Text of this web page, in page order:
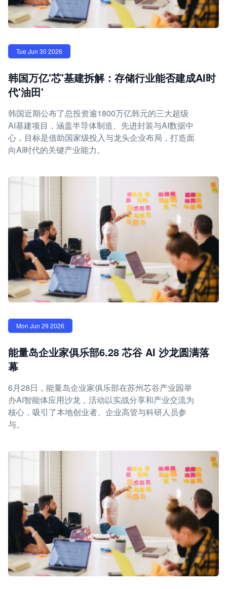
Tue Jun 30 2026
韩国万亿'芯'基建拆解：存储行业能否建成AI时
代'油田'
韩国近期公布了总投资逾1800万亿韩元的三大超级
AI基建项目，涵盖半导体制造、先进封装与AI数据中
心，目标是借助国家级投入与龙头企业布局，打造面
向AI时代的关键产业能力。
Mon Jun 29 2026
能量岛企业家俱乐部6.28 芯谷 AI 沙龙圆满落
幕
6月28日，能量岛企业家俱乐部在苏州芯谷产业园举
办AI智能体应用沙龙，活动以实战分享和产业交流为
核心，吸引了本地创业者、企业高管与科研人员参
与。